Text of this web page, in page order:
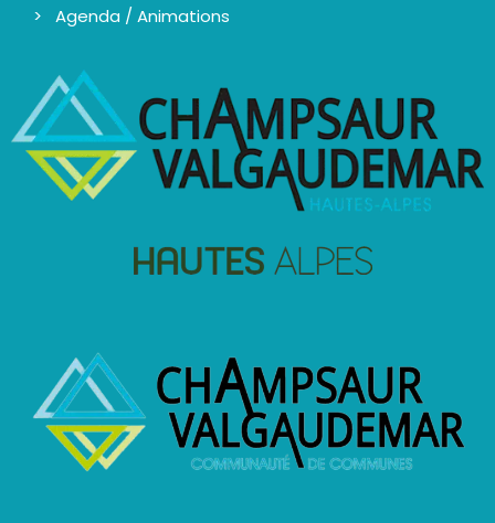
Agenda / Animations